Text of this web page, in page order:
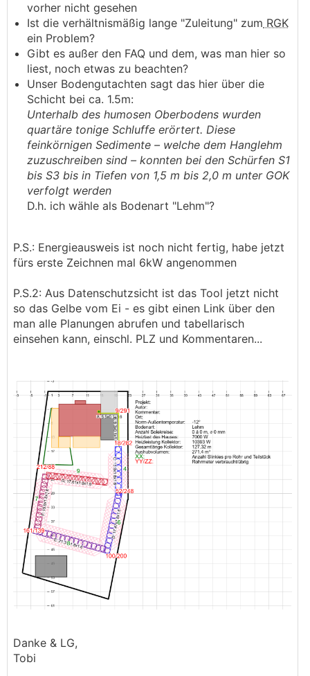
vorher nicht gesehen
Ist die verhältnismäßig lange "Zuleitung" zum RGK
ein Problem?
Gibt es außer den FAQ und dem, was man hier so
liest, noch etwas zu beachten?
Unser Bodengutachten sagt das hier über die
Schicht bei ca. 1.5m:
Unterhalb des humosen Oberbodens wurden
quartäre tonige Schluffe erörtert. Diese
feinkörnigen Sedimente – welche dem Hanglehm
zuzuschreiben sind – konnten bei den Schürfen S1
bis S3 bis in Tiefen von 1,5 m bis 2,0 m unter GOK
verfolgt werden
D.h. ich wähle als Bodenart "Lehm"?
P.S.: Energieausweis ist noch nicht fertig, habe jetzt
fürs erste Zeichnen mal 6kW angenommen
P.S.2: Aus Datenschutzsicht ist das Tool jetzt nicht
so das Gelbe vom Ei - es gibt einen Link über den
man alle Planungen abrufen und tabellarisch
einsehen kann, einschl. PLZ und Kommentaren...
Danke & LG,
Tobi